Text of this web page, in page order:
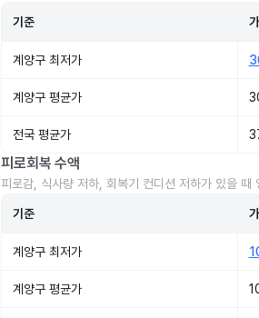
기준
계양구 최저가
계양구 평균가
전국 평균가
피로회복 수액
피로감, 식사량 저하, 회복기 컨디션 저하가 있을 때
기준
계양구 최저가
계양구 평균가